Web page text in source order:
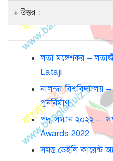
উত্তর :
লতা মঙ্গেশকর –
Lataji
নালন্দা বিশ্ববিদ্যালয় –
পুনর্নির্মাণ
পদ্ম সম্মান ২০২২ –
Awards 2022
সমস্ত ডেইলি কারেন্ট